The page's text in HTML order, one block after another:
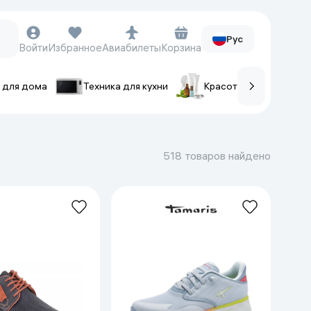
Фитнес-браслеты
Фотоаппараты и видеокамеры
Экшен-камеры
ВойтиИзбранноеАвиабилетыКорзина
Рус
для дома Техника для кухни Красота и уход
518 товаров найдено